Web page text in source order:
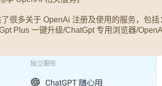
很多关于 OpenAi 注册及使用的服务，包括
Plus 一键升级/ChatGpt 专用浏览器/